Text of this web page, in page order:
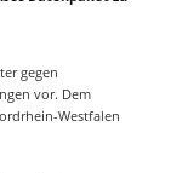
gegen
vor. Dem
Westfalen